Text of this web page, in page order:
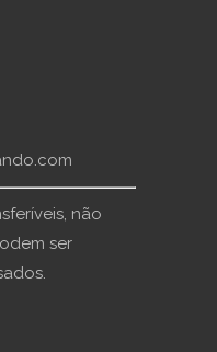
não
ser